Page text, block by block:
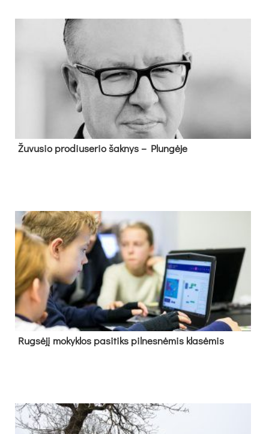
Žu­vu­sio pro­diu­se­rio šak­nys – Plun­gė­je
Rug­sė­jį mo­kyk­los pa­si­tiks pil­nes­nė­mis kla­sė­mis